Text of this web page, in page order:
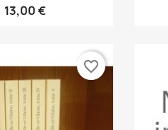
13,00 €
favorite_border